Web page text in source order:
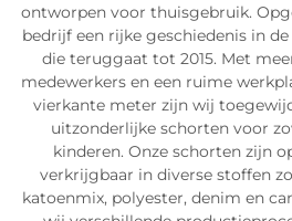
ontworpen voor thuisgebruik.
bedrijf een rijke geschiedenis in
die teruggaat tot 2015. Met
medewerkers en een ruime
vierkante meter zijn wij
uitzonderlijke schorten voor
kinderen. Onze schorten zijn
verkrijgbaar in diverse stoffen
katoenmix, polyester, denim en